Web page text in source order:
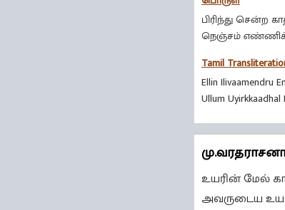
பிரிந்து சென்ற
நெஞ்சம் எண்ணிக்
Tamil
Ellin Ilivaamendru
Ullum Uyirkkaadhal
உயரின் மேல்
அவருடைய